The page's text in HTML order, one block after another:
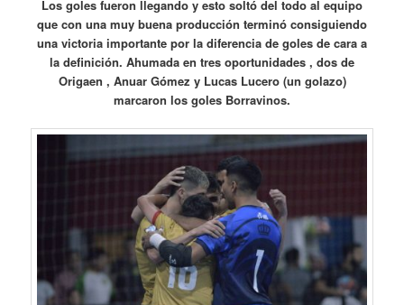
Los goles fueron llegando y esto soltó del todo al equipo
que con una muy buena producción terminó consiguiendo
una victoria importante por la diferencia de goles de cara a
la definición. Ahumada en tres oportunidades , dos de
Origaen , Anuar Gómez y Lucas Lucero (un golazo)
marcaron los goles Borravinos.